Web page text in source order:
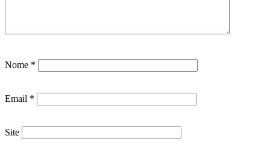
Nome *
Email *
Site